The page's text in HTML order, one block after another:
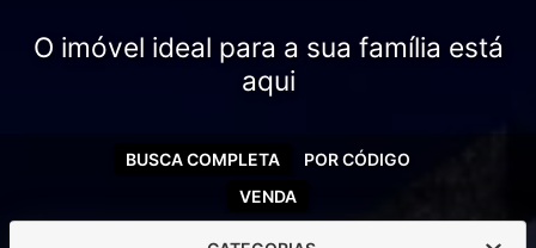
O imóvel ideal para a sua família está
aqui
VENDA
BUSCA COMPLETA POR CÓDIGO